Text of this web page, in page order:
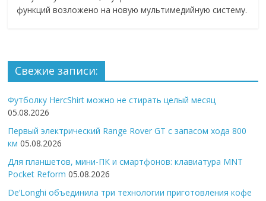
функций возложено на новую мультимедийную систему.
Свежие записи:
Футболку HercShirt можно не стирать целый месяц
05.08.2026
Первый электрический Range Rover GT с запасом хода 800
км 05.08.2026
Для планшетов, мини-ПК и смартфонов: клавиатура MNT
Pocket Reform 05.08.2026
De’Longhi объединила три технологии приготовления кофе